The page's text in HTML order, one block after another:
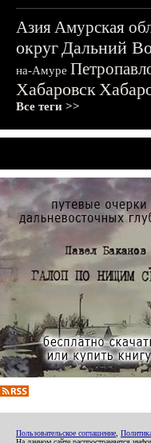
АзияАмурская
округДальний
на-Амуре
Хабаровск
Все теги >>
Пользовательское соглашение